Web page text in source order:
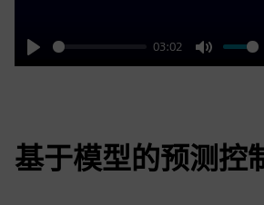
Play
03:02
Mute
基于模型的预测控